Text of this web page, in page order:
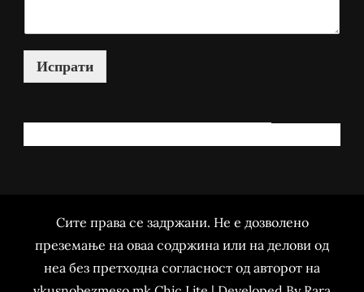
Испрати
Сите права се задржани. Не е дозволено
преземање на оваа содржина или на делови од
неа без претходна согласност од авторот на